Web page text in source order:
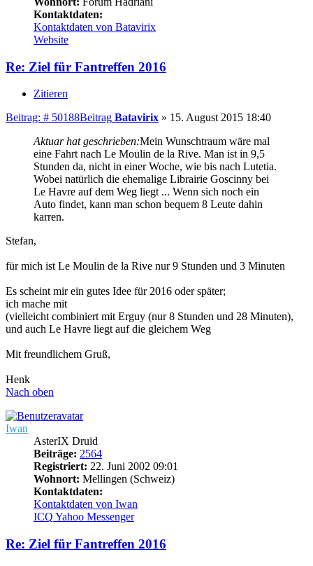
Kontaktdaten:
Kontaktdaten von Batavirix
Website
Re: Ziel für Fantreffen 2016
Zitieren
Beitrag: # 50188Beitrag Batavirix » 15. August 2015 18:40
Aktuar hat geschrieben:Mein Wunschtraum wäre mal
eine Fahrt nach Le Moulin de la Rive. Man ist in 9,5
Stunden da, nicht in einer Woche, wie bis nach Lutetia.
Wobei natürlich die ehemalige Librairie Goscinny bei
Le Havre auf dem Weg liegt ... Wenn sich noch ein
Auto findet, kann man schon bequem 8 Leute dahin
karren.
Stefan,
für mich ist Le Moulin de la Rive nur 9 Stunden und 3 Minuten
Es scheint mir ein gutes Idee für 2016 oder später;
ich mache mit
(vielleicht combiniert mit Erguy (nur 8 Stunden und 28 Minuten),
und auch Le Havre liegt auf die gleichem Weg
Mit freundlichem Gruß,
Henk
Nach oben
Iwan
AsterIX Druid
Beiträge: 2564
Registriert: 22. Juni 2002 09:01
Wohnort: Mellingen (Schweiz)
Kontaktdaten:
Kontaktdaten von Iwan
ICQ Yahoo Messenger
Re: Ziel für Fantreffen 2016